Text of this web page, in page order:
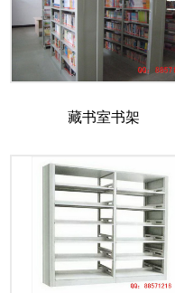
藏书室书架